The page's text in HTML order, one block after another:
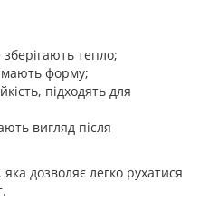
тепло;
форму;
підходять для
вигляд після
дозволяє легко рухатися